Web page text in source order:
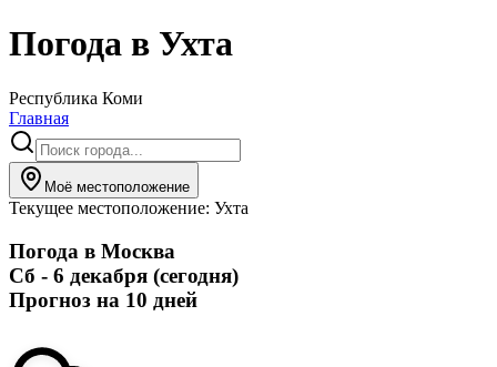
Погода в Ухта
Республика Коми
Главная
Моё местоположение
Текущее местоположение: Ухта
Погода в Москва
Сб - 6 декабря (сегодня)
Прогноз на 10 дней